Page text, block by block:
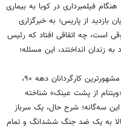
فیلمبرداری در کوبا به بیماری
بازدید از پاریس؛ به خبرگزاری
است، چه اتفاقی افتاد که رئیس
زندان انداختند، این مسئله؛
الیور استون در دنیای سینما، به عنوان یکی از مشهورترین کارگردانان دهه ۹۰،
از پشت عینک» شناخته
سه‌گانه؛ شرح حال، یک سرباز
به یک ضد جنگ ششدانگ و تمام